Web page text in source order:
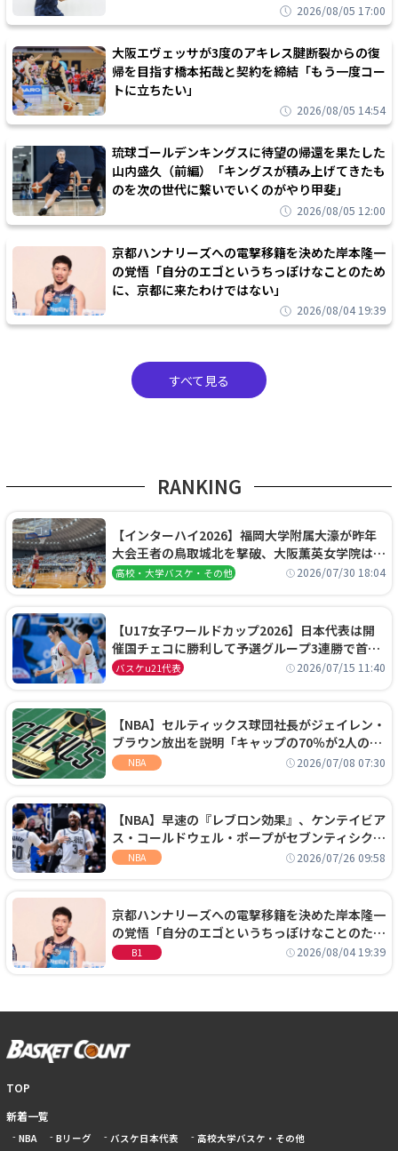
2026/08/05 17:00
大阪エヴェッサが3度のアキレス腱断裂からの復
帰を目指す橋本拓哉と契約を締結「もう一度コー
トに立ちたい」
2026/08/05 14:54
琉球ゴールデンキングスに待望の帰還を果たした
山内盛久（前編）「キングスが積み上げてきたも
のを次の世代に繋いでいくのがやり甲斐」
2026/08/05 12:00
京都ハンナリーズへの電撃移籍を決めた岸本隆一
の覚悟「自分のエゴというちっぽけなことのため
に、京都に来たわけではない」
2026/08/04 19:39
すべて見る
RANKING
【インターハイ2026】福岡大学附属大濠が昨年
大会王者の鳥取城北を撃破、大阪薫英女学院は岐
阜女子に完勝、大会3日目試合結果
高校・大学バスケ・その他 2026/07/30 18:04
【U17女子ワールドカップ2026】日本代表は開
催国チェコに勝利して予選グループ3連勝で首位
通過！準々決勝の相手はエジプトに決定
バスケu21代表 2026/07/15 11:40
【NBA】セルティックス球団社長がジェイレン・
ブラウン放出を説明「キャップの70％が2人の選
手に集中するチームでは勝てない」
NBA 2026/07/08 07:30
【NBA】早速の『レブロン効果』、ケンテイビア
ス・コールドウェル・ポープがセブンティシクサ
ーズに1年契約で加入
NBA 2026/07/26 09:58
京都ハンナリーズへの電撃移籍を決めた岸本隆一
の覚悟「自分のエゴというちっぽけなことのため
に、京都に来たわけではない」
B1 2026/08/04 19:39
TOP
新着一覧
NBA Bリーグ バスケ日本代表 高校大学バスケ・その他